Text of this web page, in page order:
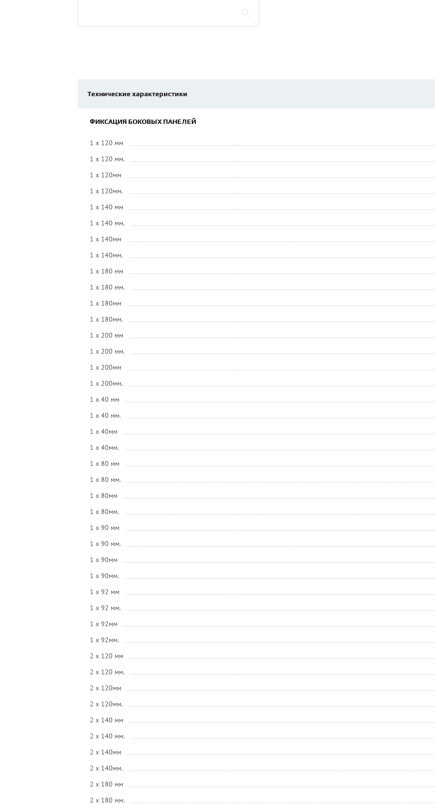
Технические характеристики
ФИКСАЦИЯ БОКОВЫХ ПАНЕЛЕЙ
1 x 120 мм
1 x 120 мм.
1 x 120мм
1 x 120мм.
1 x 140 мм
1 x 140 мм.
1 x 140мм
1 x 140мм.
1 x 180 мм
1 x 180 мм.
1 x 180мм
1 x 180мм.
1 x 200 мм
1 x 200 мм.
1 x 200мм
1 x 200мм.
1 x 40 мм
1 x 40 мм.
1 x 40мм
1 x 40мм.
1 x 80 мм
1 x 80 мм.
1 x 80мм
1 x 80мм.
1 x 90 мм
1 x 90 мм.
1 x 90мм
1 x 90мм.
1 x 92 мм
1 x 92 мм.
1 x 92мм
1 x 92мм.
2 x 120 мм
2 x 120 мм.
2 x 120мм
2 x 120мм.
2 x 140 мм
2 x 140 мм.
2 x 140мм
2 x 140мм.
2 x 180 мм
2 x 180 мм.